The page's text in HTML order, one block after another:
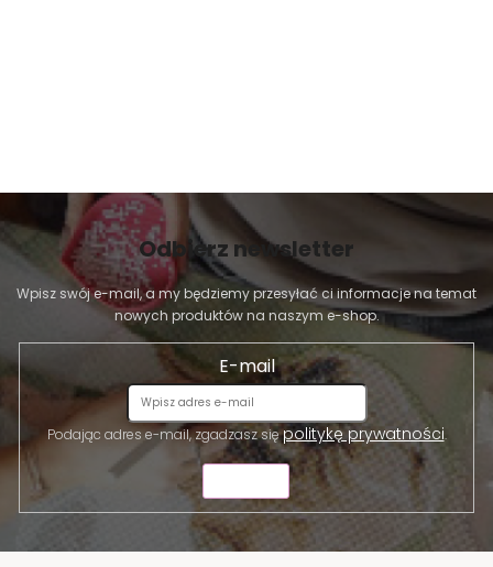
Odbierz newsletter
Wpisz swój e-mail, a my będziemy przesyłać ci informacje na temat
nowych produktów na naszym e-shop.
E-mail
Podając adres e-mail, zgadzasz siępolitykę prywatności.